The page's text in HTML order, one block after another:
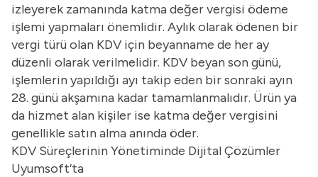
izleyerek zamanında katma değer vergisi ödeme
işlemi yapmaları önemlidir. Aylık olarak ödenen bir
vergi türü olan KDV için beyanname de her ay
düzenli olarak verilmelidir. KDV beyan son günü,
işlemlerin yapıldığı ayı takip eden bir sonraki ayın
28. günü akşamına kadar tamamlanmalıdır. Ürün ya
da hizmet alan kişiler ise katma değer vergisini
genellikle satın alma anında öder.
KDV Süreçlerinin Yönetiminde Dijital Çözümler
Uyumsoft’ta